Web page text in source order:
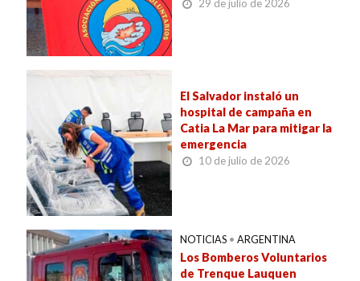
29 de julio de 2026
El Salvador instaló un
hospital de campaña en
Catia La Mar para mitigar la
emergencia
10 de julio de 2026
NOTICIAS • ARGENTINA
Los Bomberos Voluntarios
de Trenque Lauquen